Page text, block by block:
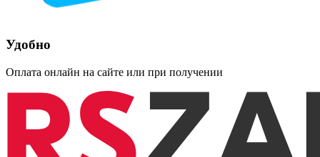
Удобно
Оплата онлайн на сайте или при получении